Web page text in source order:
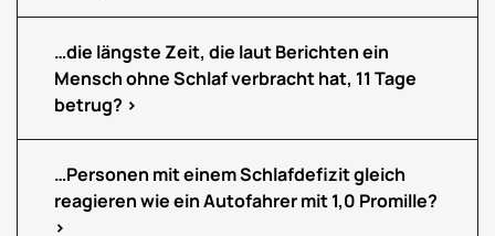
…die längste Zeit, die laut Berichten ein
Mensch ohne Schlaf verbracht hat, 11 Tage
betrug?
…Personen mit einem Schlafdefizit gleich
reagieren wie ein Autofahrer mit 1,0 Promille?